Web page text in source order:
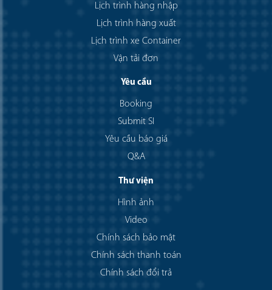
Lịch trình hàng nhập
Lịch trình hàng xuất
Lịch trình xe Container
Vận tải đơn
Yêu cầu
Booking
Submit SI
Yêu cầu báo giá
Q&A
Thư viện
Hình ảnh
Video
Chính sách bảo mật
Chính sách thanh toán
Chính sách đổi trả